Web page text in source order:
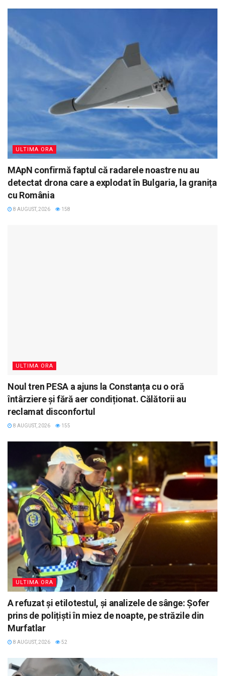
ULTIMA ORA
MApN confirmă faptul că radarele noastre nu au
detectat drona care a explodat în Bulgaria, la granița
cu România
8 AUGUST, 2026 158
ULTIMA ORA
Noul tren PESA a ajuns la Constanța cu o oră
întârziere și fără aer condiționat. Călătorii au
reclamat disconfortul
8 AUGUST, 2026 155
ULTIMA ORA
A refuzat și etilotestul, și analizele de sânge: Șofer
prins de polițiști în miez de noapte, pe străzile din
Murfatlar
8 AUGUST, 2026 52